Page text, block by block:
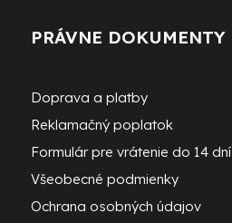
PRÁVNE DOKUMENTY
Doprava a platby
Reklamačný poplatok
Formulár pre vrátenie do 14 dní
Všeobecné podmienky
Ochrana osobných údajov